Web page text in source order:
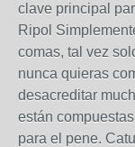
clave principal
Ripol
comas, tal vez
nunca quieras
desacreditar
están
para el pene.